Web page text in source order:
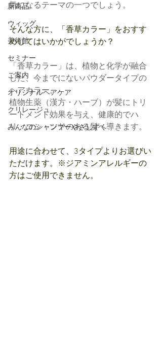
新商品
ウィッグ
美術館
セミナー
ご案内
オリジナルヘアケア
クリレージュ
みんなのシャンプーやさしずく
気になるテーマの一つでしょう。
そんな方に、「香草カラー」をおすす
めしてはいかがでしょうか？
「香草カラー」は、植物と化学が融合
した、今までにないパウダータイプの
ヘアカラー。
植物生薬（漢方・ハーブ）が髪にトリ
ートメント効果を与え、健康的でハ
リ・コシ・ツヤのある髪へ導きます。
用途に合わせて、3タイプよりお選びい
ただけます。※ジアミンアレルギーの
方はご使用できません。